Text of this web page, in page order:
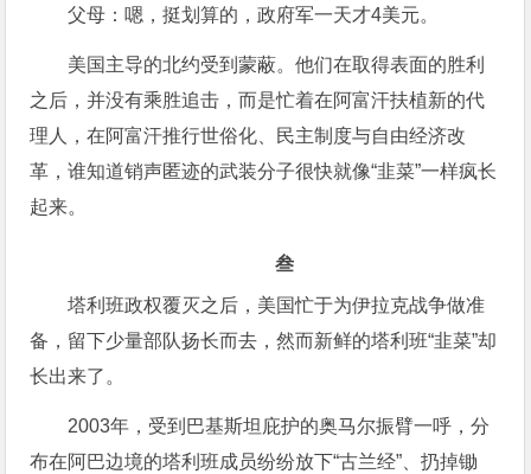
父母：嗯，挺划算的，政府军一天才4美元。
美国主导的北约受到蒙蔽。他们在取得表面的胜利
之后，并没有乘胜追击，而是忙着在阿富汗扶植新的代
理人，在阿富汗推行世俗化、民主制度与自由经济改
革，谁知道销声匿迹的武装分子很快就像“韭菜”一样疯长
起来。
叁
塔利班政权覆灭之后，美国忙于为伊拉克战争做准
备，留下少量部队扬长而去，然而新鲜的塔利班“韭菜”却
长出来了。
2003年，受到巴基斯坦庇护的奥马尔振臂一呼，分
布在阿巴边境的塔利班成员纷纷放下“古兰经”、扔掉锄